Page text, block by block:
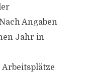
Angaben
Jahr in